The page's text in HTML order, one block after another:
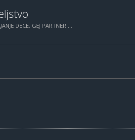
DECE, GEJ PARTNERI...